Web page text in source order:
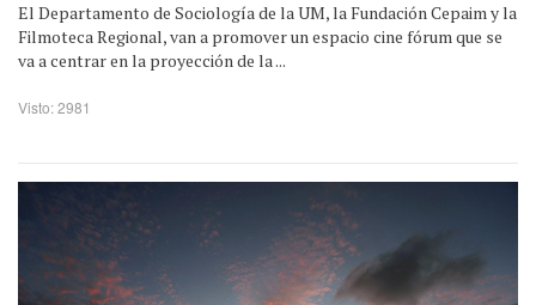
El Departamento de Sociología de la UM, la Fundación Cepaim y la
Filmoteca Regional, van a promover un espacio cine fórum que se
va a centrar en la proyección de la ...
Visto: 2981